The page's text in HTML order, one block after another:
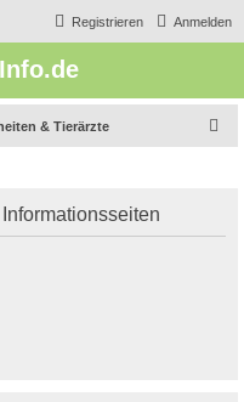
Anmelden
Registrieren
& Tierärzte
e